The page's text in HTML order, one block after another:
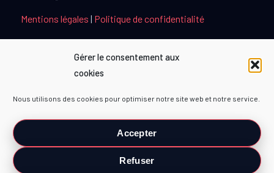
Gérer le consentement aux
cookies
Nous utilisons des cookies pour optimiser notre site web et notre service.
Accepter
Refuser
Mentions légales | Politique de confidentialité
PARTENAIRES
TOPMUSIQUE80